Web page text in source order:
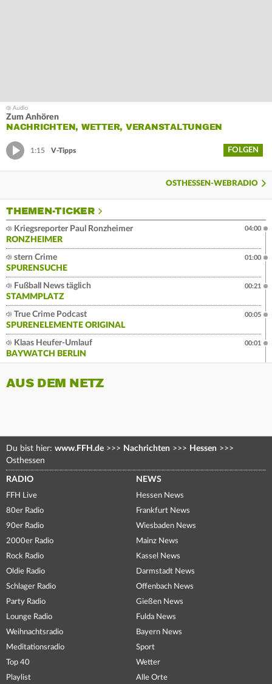
Zum Anhören
NACHRICHTEN, WETTER, VERANSTALTUNGEN
1:15 V-Tipps FOLGEN
OSTHESSEN-WEBRADIO
THEMEN-TICKER
Kriegsreporter Paul Ronzheimer
RONZHEIMER
04:00
stern Crime
SPURENSUCHE
01:00
Fußball News täglich
STAMMPLATZ
00:21
True Crime Podcast
SPURENELEMENTE ORIGINAL
00:05
Klaas Heufer-Umlauf
BAYWATCH BERLIN
00:01
AUS DEM NETZ
Du bist hier: www.FFH.de >>> Nachrichten >>> Hessen >>>
Osthessen
RADIO
FFH Live
80er Radio
90er Radio
2000er Radio
Rock Radio
Oldie Radio
Schlager Radio
Party Radio
Lounge Radio
Weihnachtsradio
Meditationsradio
Top 40
Playlist
NEWS
Hessen News
Frankfurt News
Wiesbaden News
Mainz News
Kassel News
Darmstadt News
Offenbach News
Gießen News
Fulda News
Bayern News
Sport
Wetter
Alle Orte